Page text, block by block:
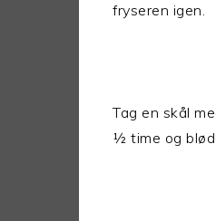
fryseren igen.
Tag en skål
½ time og